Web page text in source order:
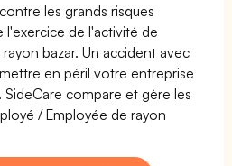
les grands risques
l'exercice de l'activité de
bazar. Un accident avec
en péril votre entreprise
SideCare compare et gère les
/ Employée de rayon